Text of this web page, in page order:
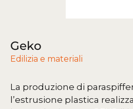
Geko
Edilizia e materiali
La produzione di
l’estrusione plastica